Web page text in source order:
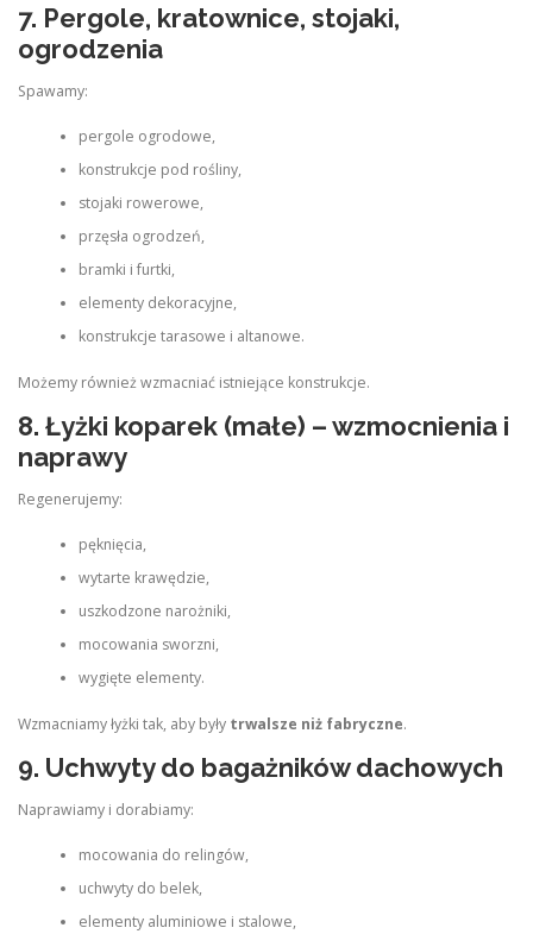
7. Pergole, kratownice, stojaki,
ogrodzenia
Spawamy:
pergole ogrodowe,
konstrukcje pod rośliny,
stojaki rowerowe,
przęsła ogrodzeń,
bramki i furtki,
elementy dekoracyjne,
konstrukcje tarasowe i altanowe.
Możemy również wzmacniać istniejące konstrukcje.
8. Łyżki koparek (małe) – wzmocnienia i
naprawy
Regenerujemy:
pęknięcia,
wytarte krawędzie,
uszkodzone narożniki,
mocowania sworzni,
wygięte elementy.
Wzmacniamy łyżki tak, aby były trwalsze niż fabryczne.
9. Uchwyty do bagażników dachowych
Naprawiamy i dorabiamy:
mocowania do relingów,
uchwyty do belek,
elementy aluminiowe i stalowe,